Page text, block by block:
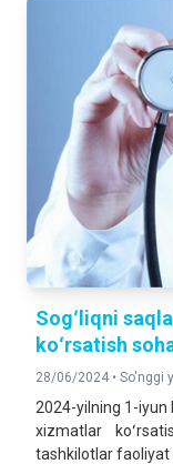
Sogʻliqni
koʻrsatish
28/06/2024 • So'nggi
2024-yilning 1-iyun
xizmatlar
tashkilotlar faoliyat